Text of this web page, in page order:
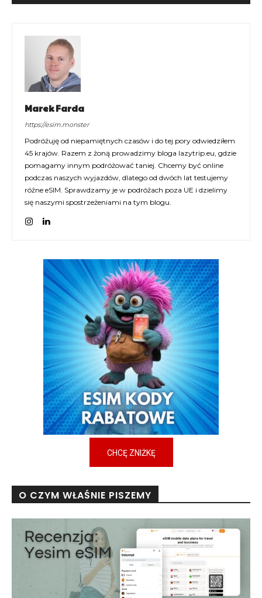
Marek Farda
https://esim.monster
Podróżuję od niepamiętnych czasów i do tej pory odwiedziłem
45 krajów. Razem z żoną prowadzimy bloga lazytrip.eu, gdzie
pomagamy innym podróżować taniej. Chcemy być online
podczas naszych wyjazdów, dlatego od dwóch lat testujemy
różne eSIM. Sprawdzamy je w podróżach poza UE i dzielimy
się naszymi spostrzeżeniami na tym blogu.
CHCĘ ZNIŻKĘ
O CZYM WŁAŚNIE PISZEMY